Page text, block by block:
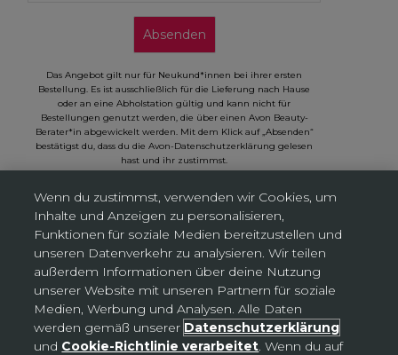
Absenden
Das Angebot gilt nur für Neukund*innen bei ihrer ersten
Bestellung. Es ist ausschließlich für die Lieferung nach Hause
oder an eine Abholstation gültig und kann nicht für
Bestellungen genutzt werden, die über einen Avon Beauty-
Berater*in abgewickelt werden. Mit dem Klick auf „Absenden“
bestätigst du, dass du die Avon-Datenschutzerklärung gelesen
hast und ihr zustimmst.
Cookies-Einstellungen
Deutschland (EUR €)
Land
Bosnien und Herzegowina (BAM КМ)
Wenn du zustimmst, verwenden wir Cookies, um
Inhalte und Anzeigen zu personalisieren,
Funktionen für soziale Medien bereitzustellen und
unseren Datenverkehr zu analysieren. Wir teilen
außerdem Informationen über deine Nutzung
unserer Website mit unseren Partnern für soziale
Medien, Werbung und Analysen. Alle Daten
werden gemäß unserer Datenschutzerklärung
und Cookie-Richtlinie verarbeitet. Wenn du auf